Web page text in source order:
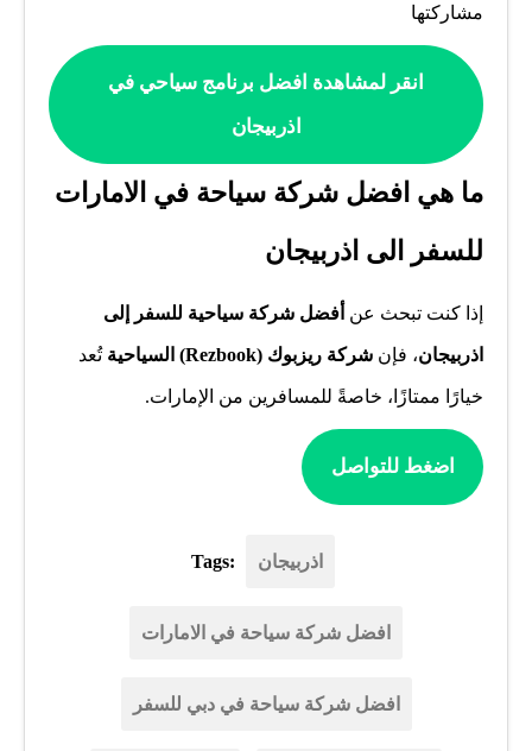
مشاركتها
انقر لمشاهدة افضل برنامج سياحي في
اذربيجان
ما هي افضل شركة سياحة في الامارات
للسفر الى اذربيجان
إذا كنت تبحث عن أفضل شركة سياحية للسفر إلى
اذربيجان، فإن شركة ريزبوك (Rezbook) السياحية تُعد
خيارًا ممتازًا، خاصةً للمسافرين من الإمارات.
اضغط للتواصل
Tags: اذربيجان
افضل شركة سياحة في الامارات
افضل شركة سياحة في دبي للسفر